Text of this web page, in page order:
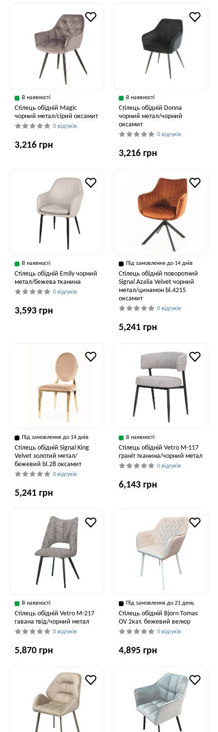
В наявності
Стілець обідній Magic
чорний метал/сірий оксамит
0 відгуків
3,216 грн
В наявності
Стілець обідній Donna
чорний метал/чорний
оксамит
0 відгуків
3,216 грн
В наявності
Стілець обідній Emily чорний
метал/бежева тканина
0 відгуків
3,593 грн
Під замовлення до 14 днів
Стілець обідній поворотний
Signal Azalia Velvet чорний
метал/цинамон bl.4215
оксамит
0 відгуків
5,241 грн
Під замовлення до 14 днів
Стілець обідній Signal King
Velvet золотий метал/
бежевий bl.28 оксамит
0 відгуків
5,241 грн
В наявності
Стілець обідній Vetro M-117
граніт тканина/чорний метал
0 відгуків
6,143 грн
В наявності
Стілець обідній Vetro M-217
гавана твід/чорний метал
0 відгуків
5,870 грн
Під замовлення до 21 день
Стілець обідній Bjorn Tomas
OV 2кат. бежевий велюр
0 відгуків
4,895 грн